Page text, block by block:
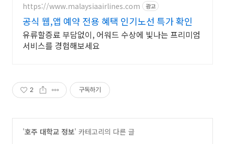
https://www.malaysiaairlines.com 광고
공식 웹,앱 예약 전용 혜택 인기노선 특가 확인
유류할증료 부담없이, 어워드 수상에 빛나는 프리미엄
서비스를 경험해보세요
2 구독하기
'호주 대학교 정보' 카테고리의 다른 글